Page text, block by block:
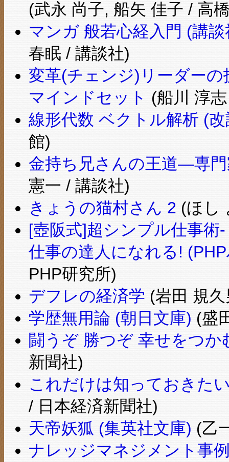
(武永 尚子, 船矢 佳子 / 高
マンガ 般若心経入門 (講
春眠 / 講談社)
変革(チェンジ)リーダー
マインドセット (船川 淳
線形代数 ベクトル解析 (
館)
金持ち兄さんの王道―専
憲一 / 講談社)
きょうの猫村さん 2 (ほし
[壺阪式]超シンプル仕事術
仕事の達人になれる!
PHP研究所)
デフレの経済学 (岩田 規
学歴無用論 (朝日文庫) (盛
闘うぞ 勝つぞ 幸せをつか
新聞社)
これだけは知っておきた
/ 日本経済新聞社)
天帝妖狐 (集英社文庫) (乙
ナレッジマネジメント事